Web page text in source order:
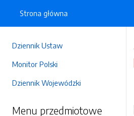
Dziennik Ustaw
Monitor Polski
Dziennik Wojewódzki
Menu przedmiotowe
Strona główna